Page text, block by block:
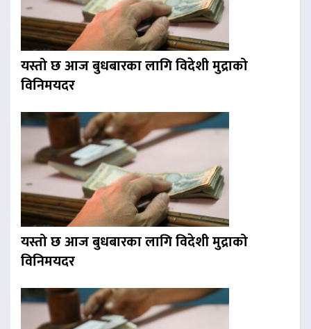
यस्तो छ आज बुधबारका लागि विदेशी मुद्राको
विनिमयदर
यस्तो छ आज बुधबारका लागि विदेशी मुद्राको
विनिमयदर